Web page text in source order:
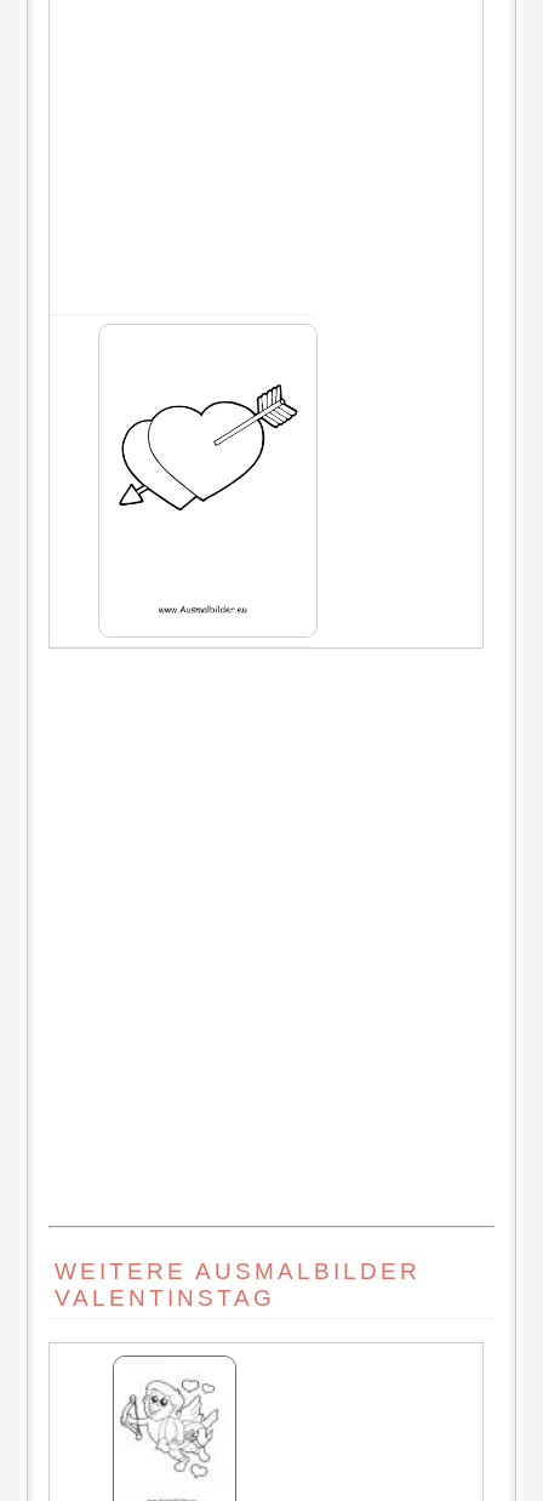
WEITERE AUSMALBILDER
VALENTINSTAG